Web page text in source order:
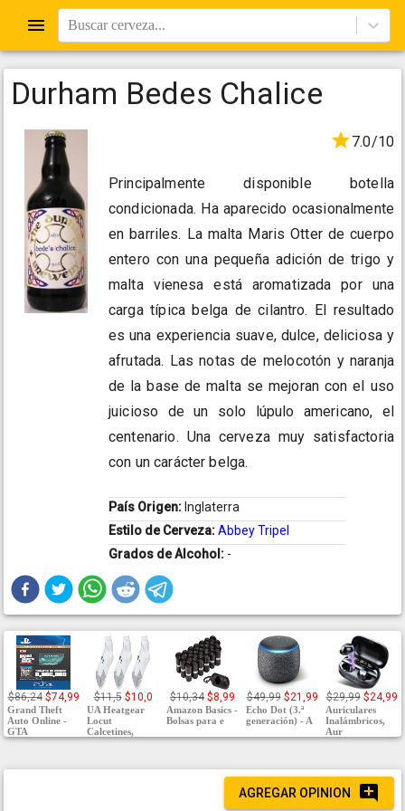
Buscar cerveza...
Durham Bedes Chalice
7.0/10
Principalmente disponible botella
condicionada. Ha aparecido ocasionalmente
en barriles. La malta Maris Otter de cuerpo
entero con una pequeña adición de trigo y
malta vienesa está aromatizada por una
carga típica belga de cilantro. El resultado
es una experiencia suave, dulce, deliciosa y
afrutada. Las notas de melocotón y naranja
de la base de malta se mejoran con el uso
juicioso de un solo lúpulo americano, el
centenario. Una cerveza muy satisfactoria
con un carácter belga.
País Origen: Inglaterra
Estilo de Cerveza:Abbey Tripel
Grados de Alcohol: -
$86,24 $74,99
Grand Theft
Auto Online -
GTA
$11,5 $10,0
UA Heatgear
Locut
Calcetines,
$10,34 $8,99
Amazon Basics -
Bolsas para e
$49,99 $21,99
Echo Dot (3.ª
generación) - A
$29,99 $24,99
Auriculares
Inalámbricos,
Aur
AGREGAR OPINION